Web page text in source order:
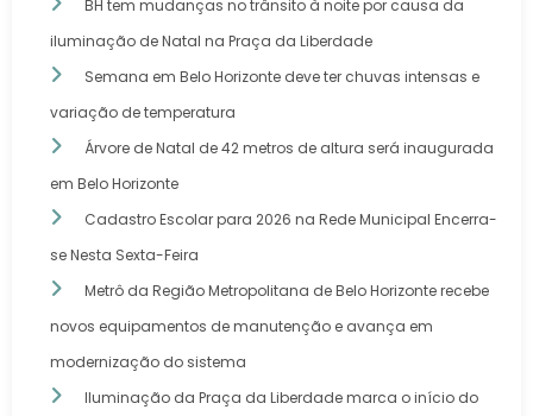
BH tem mudanças no trânsito à noite por causa da
iluminação de Natal na Praça da Liberdade
Semana em Belo Horizonte deve ter chuvas intensas e
variação de temperatura
Árvore de Natal de 42 metros de altura será inaugurada
em Belo Horizonte
Cadastro Escolar para 2026 na Rede Municipal Encerra-
se Nesta Sexta-Feira
Metrô da Região Metropolitana de Belo Horizonte recebe
novos equipamentos de manutenção e avança em
modernização do sistema
Iluminação da Praça da Liberdade marca o início do